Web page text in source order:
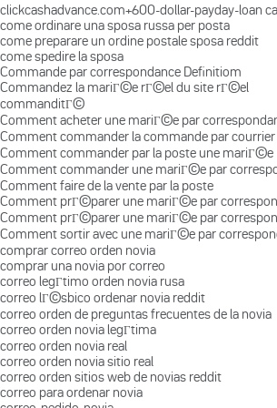
clickcashadvance.com+600-dollar-payday-loan
come ordinare una sposa russa per posta
come preparare un ordine postale sposa reddit
come spedire la sposa
Commande par correspondance Definitiom
Commandez la mariГ©e rГ©el du site rГ©el
commanditГ©
Comment acheter une mariГ©e par
Comment commander la commande par
Comment commander par la poste une mariГ©e
Comment commander une mariГ©e par
Comment faire de la vente par la poste
Comment prГ©parer une mariГ©e par
Comment prГ©parer une mariГ©e par
Comment sortir avec une mariГ©e par
comprar correo orden novia
comprar una novia por correo
correo legГ­timo orden novia rusa
correo lГ©sbico ordenar novia reddit
correo orden de preguntas frecuentes de la novia
correo orden novia legГ­tima
correo orden novia real
correo orden novia sitio real
correo orden sitios web de novias reddit
correo para ordenar novia